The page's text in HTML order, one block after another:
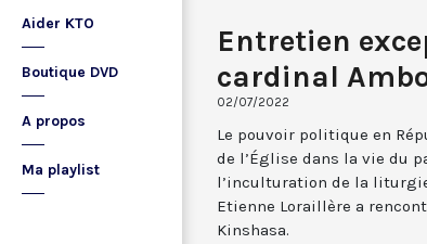
Aider KTO
Boutique DVD
A propos
Ma playlist
Entretien
cardinal
02/07/2022
Le pouvoir politique en
de l’Église dans la vie du
l’inculturation de la
Etienne Loraillère a
Kinshasa.